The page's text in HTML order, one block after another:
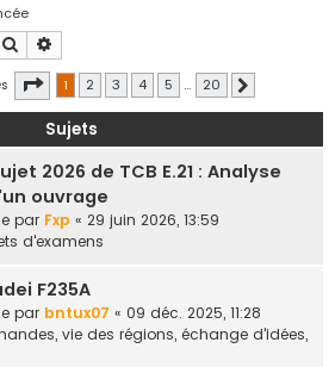
c
h
Rechercher
Page 1sur20
1 2 3 4 5 … 20
Sujets
2026 de TCB E.21 : Analyse
ouvrage
par Fxp « 29 juin 2026, 13:59
d'examens
F235A
par bntux07 « 09 déc. 2025, 11:28
vie des régions, échange d'idées,